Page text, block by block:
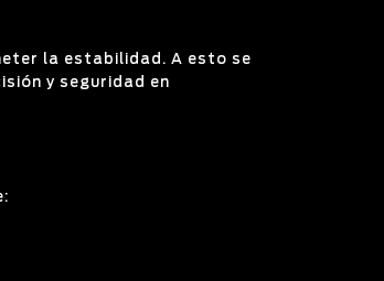
la estabilidad. A esto se
y seguridad en